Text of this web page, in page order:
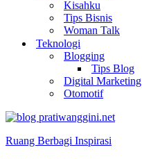
Kisahku
Tips Bisnis
Woman Talk
Teknologi
Blogging
Tips Blog
Digital Marketing
Otomotif
Ruang Berbagi Inspirasi